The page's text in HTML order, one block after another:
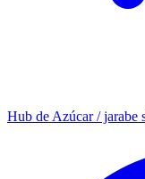
Hub de Azúcar / jarabe